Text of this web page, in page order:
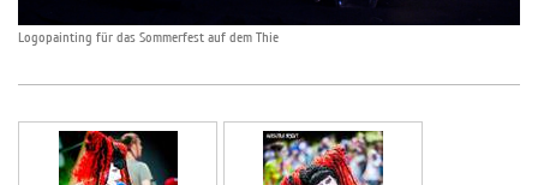
Logopainting für das Sommerfest auf dem Thie